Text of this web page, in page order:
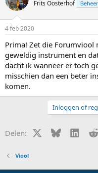
Frits Oosterhof
4 feb 2020
Prima! Zet die Forumviool
geweldig instrument en
dacht ik wanneer er toch
misschien dan een beter
komen.
Inloggen of
Delen: X (Twitter)
Bluesky
Viool